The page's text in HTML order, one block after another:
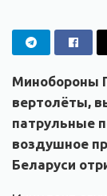
Минобороны
вертолёты,
патрульные
воздушное
Беларуси